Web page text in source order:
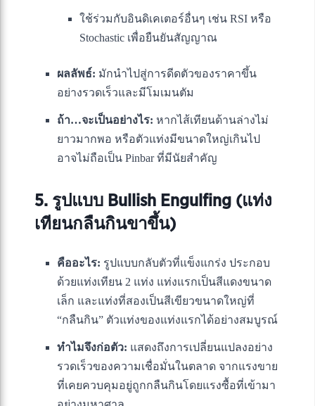
ใช้ร่วมกับอินดิเคเตอร์อื่นๆ เช่น RSI หรือ
Stochastic เพื่อยืนยันสัญญาณ
ผลลัพธ์: มักนำไปสู่การดีดตัวของราคาขึ้น
อย่างรวดเร็วและมีโมเมนตัม
ถ้า…จะเป็นอย่างไร: หากไส้เทียนด้านล่างไม่
ยาวมากพอ หรือตัวแท่งมีขนาดใหญ่เกินไป
อาจไม่ถือเป็น Pinbar ที่มีนัยสำคัญ
5. รูปแบบ Bullish Engulfing (แท่ง
เทียนกลืนกินขาขึ้น)
คืออะไร: รูปแบบกลับตัวที่แข็งแกร่ง ประกอบ
ด้วยแท่งเทียน 2 แท่ง แท่งแรกเป็นสีแดงขนาด
เล็ก และแท่งที่สองเป็นสีเขียวขนาดใหญ่ที่
“กลืนกิน” ตัวแท่งของแท่งแรกได้อย่างสมบูรณ์
ทำไมจึงก่อตัว: แสดงถึงการเปลี่ยนแปลงอย่าง
รวดเร็วของความเชื่อมั่นในตลาด จากแรงขาย
ที่เคยควบคุมอยู่ถูกกลืนกินโดยแรงซื้อที่เข้ามา